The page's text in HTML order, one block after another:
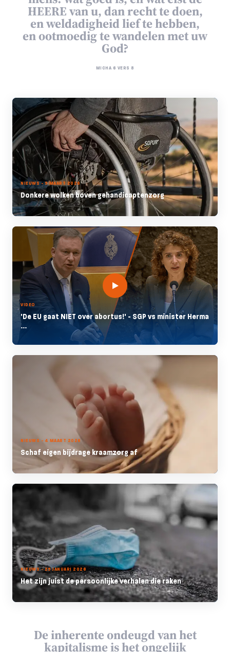
HEERE van u, dan recht te doen,
en weldadigheid lief te hebben,
en ootmoedig te wandelen met uw
God?
MICHA 6 VERS 8
NIEUWS - 9 MAART 2026
Donkere wolken boven gehandicaptenzorg
VIDEO
'De EU gaat NIET over abortus!' - SGP vs minister Herma
...
NIEUWS - 4 MAART 2026
Schaf eigen bijdrage kraamzorg af
NIEUWS - 29 JANUARI 2026
Het zijn juist de persoonlijke verhalen die raken
De inherente ondeugd van het
kapitalisme is het ongelijk